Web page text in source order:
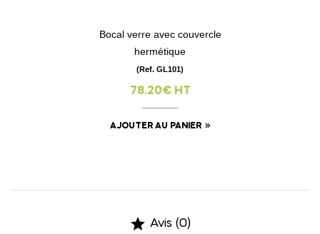
Bocal verre avec couvercle
hermétique
(Ref. GL101)
78.20€ HT
AJOUTER AU PANIER
 Avis (0)